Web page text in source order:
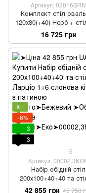
Артикул: 02016BRN
Комплект стіл
120х80(+40) Нерб +
шт
16 725 грн
Хіт
−6%
3
3
6
Артикул:
Набір обідній стіл
200х100+40+40 та
Ларціо 1+6 слонова
42 855 грн 45 750